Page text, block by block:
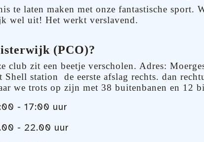
te laten maken met onze fantastische sport.
wel uit! Het werkt verslavend.
(PCO)?
club zit een beetje verscholen. Adres:
station de eerste afslag rechts. dan
we trots op zijn met 38 buitenbanen en 12
- 17:00 uur
- 22.00 uur